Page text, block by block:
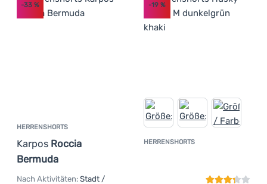
HERRENSHORTS
Karpos Roccia
Bermuda
-33 %
Nach Aktivitäten: Stadt /
HERRENSHORTS
-19%